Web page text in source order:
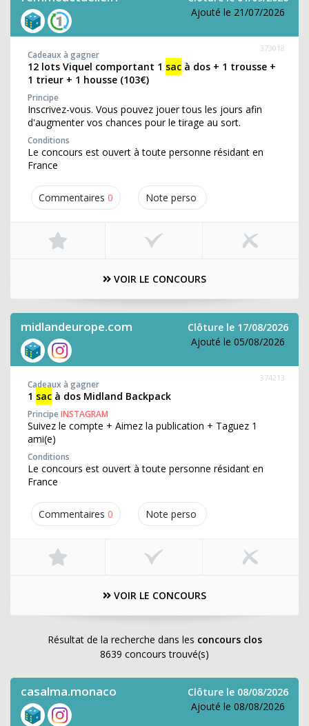
Ajouté le 21/07/2026
Commentaires 0 Note perso
373018
Cadeaux à gagner
12 lots Viquel comportant 1 sac à dos + 1 trousse +
1 trieur + 1 housse (103€)
Principe
Inscrivez-vous. Vous pouvez jouer tous les jours afin
d'augmenter vos chances pour le tirage au sort.
Conditions
Le concours est ouvert à toute personne résidant en
France
VOIR LE CONCOURS
midlandeurope.com
Clôture le 17/08/2026
Ajouté le 05/08/2026
Commentaires 0 Note perso
374213
Cadeaux à gagner
1 sac à dos Midland Backpack
PrincipeINSTAGRAM
Suivez le compte + Aimez la publication + Taguez 1
ami(e)
Conditions
Le concours est ouvert à toute personne résidant en
France
VOIR LE CONCOURS
Résultat de la recherche dans les concours clos
8639 concours trouvé(s)
casalma.monaco
Clôture le 08/08/2026
Ajouté le 08/08/2026